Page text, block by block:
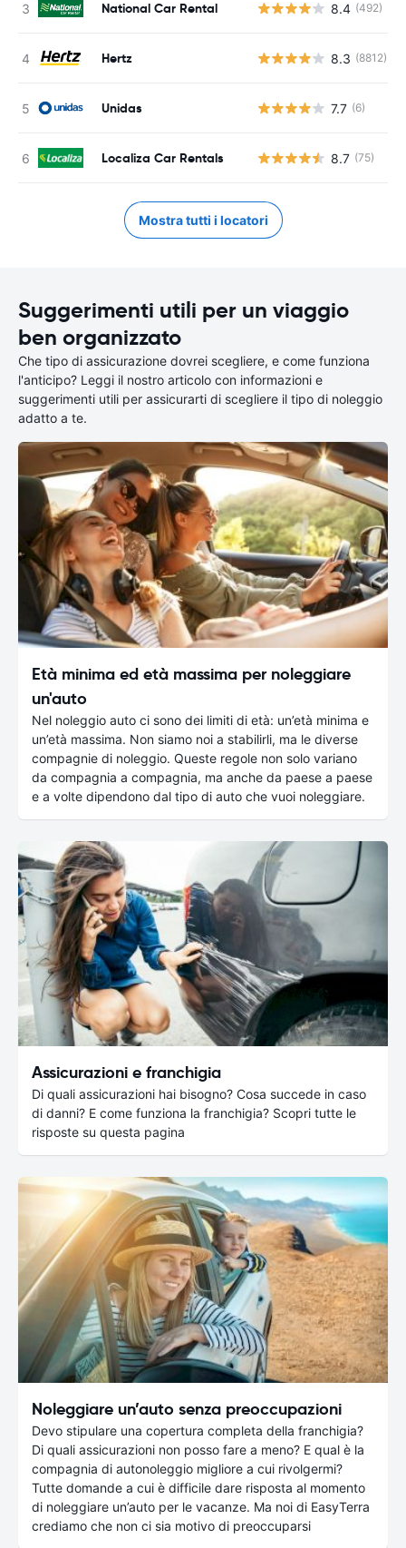
National Car Rental 8.4 (492)
Hertz 8.3 (8812)
Unidas 7.7 (6)
Localiza Car Rentals 8.7 (75)
Mostra tutti i locatori
Suggerimenti utili per un viaggio
ben organizzato
Che tipo di assicurazione dovrei scegliere, e come funziona
l'anticipo? Leggi il nostro articolo con informazioni e
suggerimenti utili per assicurarti di scegliere il tipo di noleggio
adatto a te.
Età minima ed età massima per noleggiare
un'auto
Nel noleggio auto ci sono dei limiti di età: un’età minima e
un’età massima. Non siamo noi a stabilirli, ma le diverse
compagnie di noleggio. Queste regole non solo variano
da compagnia a compagnia, ma anche da paese a paese
e a volte dipendono dal tipo di auto che vuoi noleggiare.
Assicurazioni e franchigia
Di quali assicurazioni hai bisogno? Cosa succede in caso
di danni? E come funziona la franchigia? Scopri tutte le
risposte su questa pagina
Noleggiare un’auto senza preoccupazioni
Devo stipulare una copertura completa della franchigia?
Di quali assicurazioni non posso fare a meno? E qual è la
compagnia di autonoleggio migliore a cui rivolgermi?
Tutte domande a cui è difficile dare risposta al momento
di noleggiare un’auto per le vacanze. Ma noi di EasyTerra
crediamo che non ci sia motivo di preoccuparsi